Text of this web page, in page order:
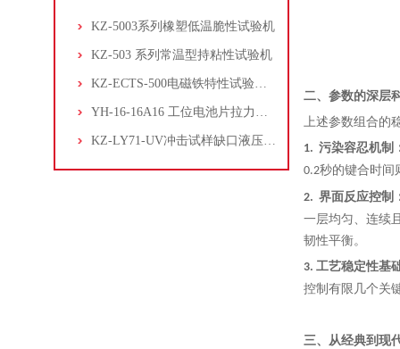
KZ-5003系列橡塑低温脆性试验机
KZ-503 系列常温型持粘性试验机
KZ-ECTS-500电磁铁特性试验系统
YH-16-16A16 工位电池片拉力试验机
KZ-LY71-UV冲击试样缺口液压拉床
二、参数的深层
上述参数组合的
1. 污染容忍机制
0.2秒的键合时间
2. 界面反应控制
一层均匀、连续
韧性平衡。
3. 工艺稳定性基
控制有限几个关
三、从经典到现